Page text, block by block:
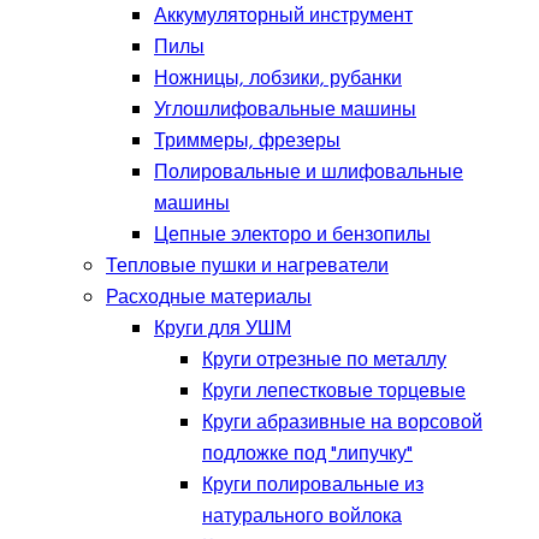
Аккумуляторный инструмент
Пилы
Ножницы, лобзики, рубанки
Углошлифовальные машины
Триммеры, фрезеры
Полировальные и шлифовальные
машины
Цепные электоро и бензопилы
Тепловые пушки и нагреватели
Расходные материалы
Круги для УШМ
Круги отрезные по металлу
Круги лепестковые торцевые
Круги абразивные на ворсовой
подложке под "липучку"
Круги полировальные из
натурального войлока